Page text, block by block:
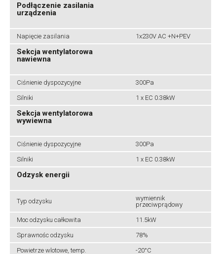
Podłączenie zasilania
urządzenia
Napięcie zasilania 1x230V AC +N+PEV
Sekcja wentylatorowa
nawiewna
Ciśnienie dyspozycyjne 300Pa
Silniki 1 x EC 0.38kW
Sekcja wentylatorowa
wywiewna
Ciśnienie dyspozycyjne 300Pa
Silniki 1 x EC 0.38kW
Odzysk energii
Typ odzysku
wymiennik
przeciwprądowy
Moc odzysku całkowita 11.5kW
Sprawnośc odzysku 78%
Powietrze wlotowe, temp. -20°C